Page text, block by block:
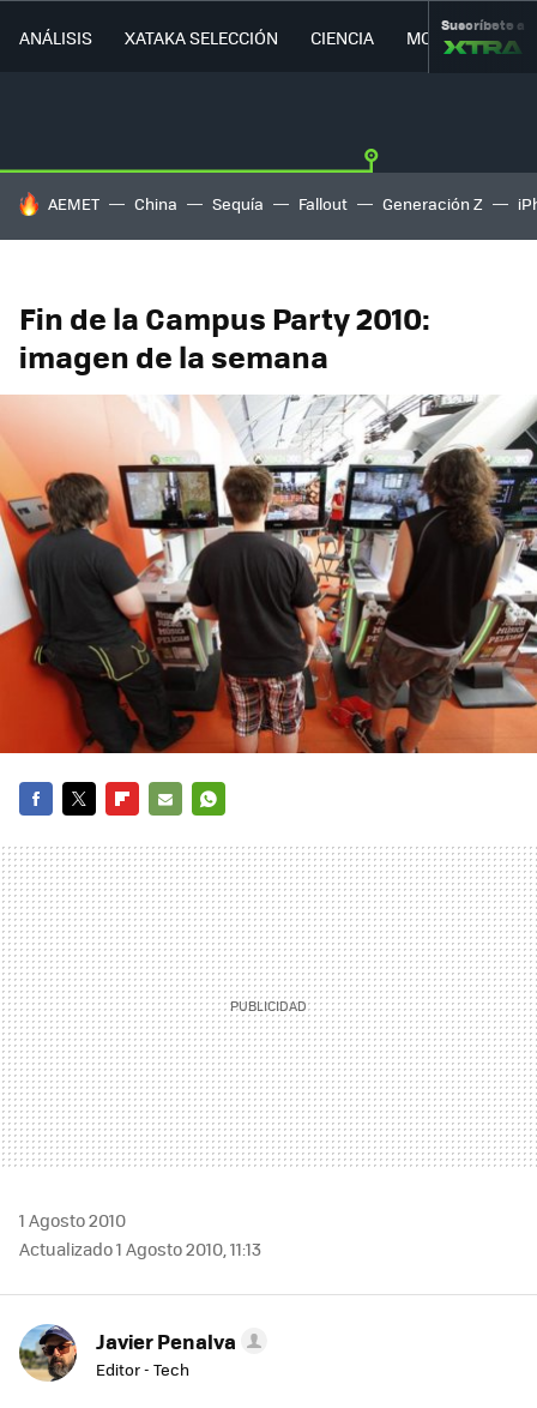
ANÁLISIS XATAKA SELECCIÓN CIENCIA MOVILIDAD
Suscríbete a
HOY SE HABLA DE
AEMET China Sequía Fallout Generación Z
Fin de la Campus Party 2010:
imagen de la semana
MAIL
1 Agosto 2010
Actualizado 1 Agosto 2010, 11:13
Javier Penalva
Editor - Tech